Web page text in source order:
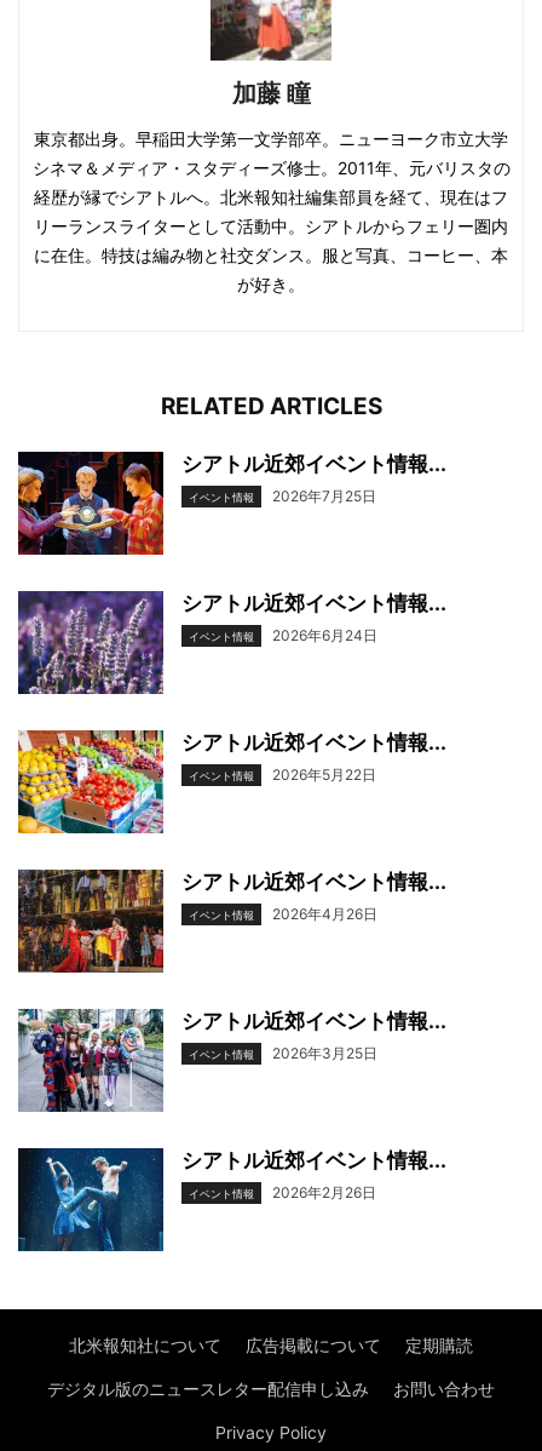
加藤 瞳
東京都出身。早稲田大学第一文学部卒。ニューヨーク市立大学
シネマ＆メディア・スタディーズ修士。2011年、元バリスタの
経歴が縁でシアトルへ。北米報知社編集部員を経て、現在はフ
リーランスライターとして活動中。シアトルからフェリー圏内
に在住。特技は編み物と社交ダンス。服と写真、コーヒー、本
が好き。
RELATED ARTICLES
シアトル近郊イベント情報...
イベント情報 2026年7月25日
シアトル近郊イベント情報...
イベント情報 2026年6月24日
シアトル近郊イベント情報...
イベント情報 2026年5月22日
シアトル近郊イベント情報...
イベント情報 2026年4月26日
シアトル近郊イベント情報...
イベント情報 2026年3月25日
シアトル近郊イベント情報...
イベント情報 2026年2月26日
北米報知社について 広告掲載について 定期購読
デジタル版のニュースレター配信申し込み お問い合わせ
Privacy Policy